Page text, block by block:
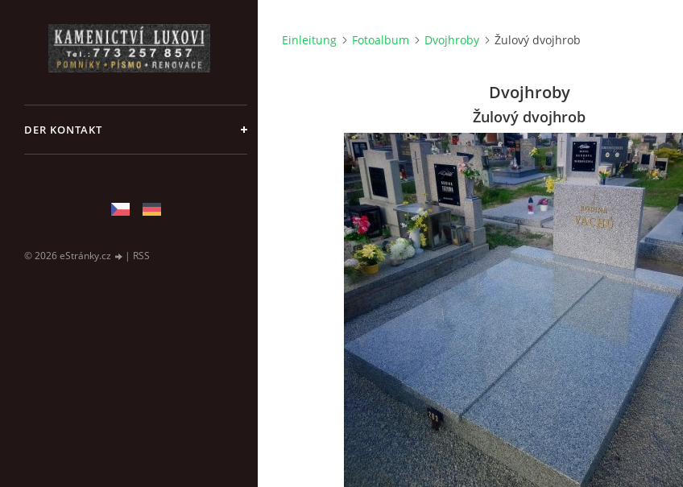
DER KONTAKT
© 2026 eStránky.cz | RSS
Einleitung Fotoalbum Dvojhroby Žulový dvojhrob
Dvojhroby
Žulový dvojhrob